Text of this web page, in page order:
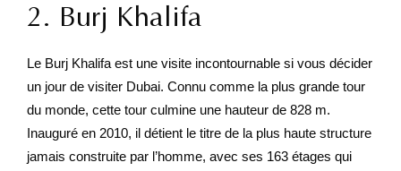
2. Burj Khalifa
Le Burj Khalifa est une visite incontournable si vous décider
un jour de visiter Dubai. Connu comme la plus grande tour
du monde, cette tour culmine une hauteur de 828 m.
Inauguré en 2010, il détient le titre de la plus haute structure
jamais construite par l’homme, avec ses 163 étages qui